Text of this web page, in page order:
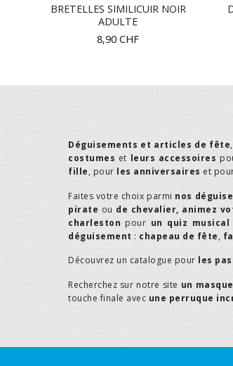
BRETELLES SIMILICUIR NOIR
ADULTE
8,90 CHF
Déguisements et articles de fête
costumes et leurs accessoires
fille, pour les anniversaires et
Faites votre choix parmi nos
pirate ou de chevalier, animez
charleston pour un quiz musical
déguisement : chapeau de fête,
Découvrez un catalogue pour les
Recherchez sur notre site un
touche finale avec une perruque